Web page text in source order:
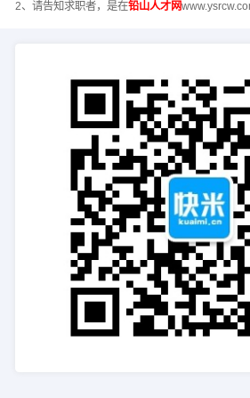
2、请告知求职者，是在铅山人才网